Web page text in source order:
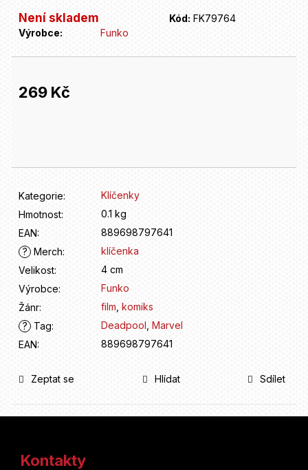
Není skladem Kód: FK79764
Výrobce:
Funko
269 Kč
Kategorie:
Klíčenky
Hmotnost:
0.1 kg
EAN:
889698797641
? Merch:
klíčenka
Velikost:
4 cm
Výrobce:
Funko
Žánr: film, komiks
?
Tag: Deadpool, Marvel
EAN: 889698797641
Zeptat se Hlídat Sdílet
D
o
p
o
u
č
Kontakty